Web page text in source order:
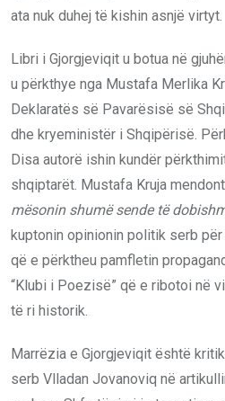
ata nuk duhej të kishin asnjë virtyt.
Libri i Gjorgjeviqit u botua në
u përkthye nga Mustafa Merlika
Deklaratës së Pavarësisë së
dhe kryeministër i Shqipërisë.
Disa autorë ishin kundër
shqiptarët. Mustafa Kruja
mësonin shumë sende të
kuptonin opinionin politik serb
që e përktheu pamfletin
“Klubi i Poezisë” që e ribotoi në
të ri historik.
Marrëzia e Gjorgjeviqit është
serb Vlladan Jovanoviq në